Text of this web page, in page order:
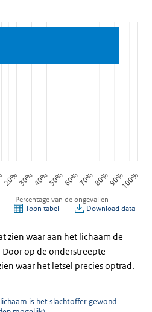
zien waar aan het lichaam de
op de onderstreepte
waar het letsel precies optrad.